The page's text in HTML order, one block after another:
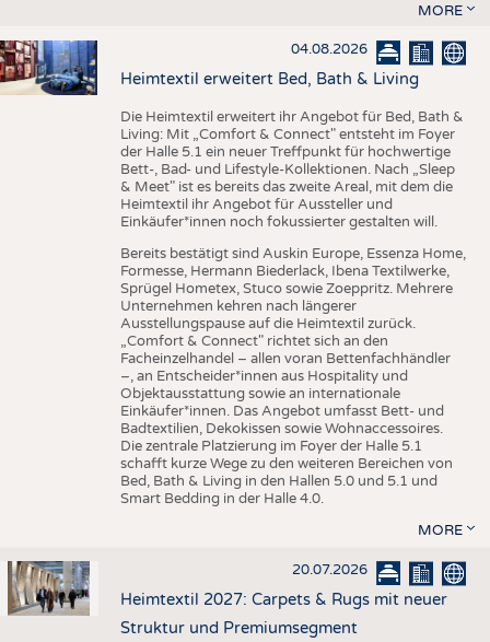
MORE
04.08.2026
Heimtextil erweitert Bed, Bath & Living
Die Heimtextil erweitert ihr Angebot für Bed, Bath &
Living: Mit „Comfort & Connect" entsteht im Foyer
der Halle 5.1 ein neuer Treffpunkt für hochwertige
Bett-, Bad- und Lifestyle-Kollektionen. Nach „Sleep
& Meet" ist es bereits das zweite Areal, mit dem die
Heimtextil ihr Angebot für Aussteller und
Einkäufer*innen noch fokussierter gestalten will.
Bereits bestätigt sind Auskin Europe, Essenza Home,
Formesse, Hermann Biederlack, Ibena Textilwerke,
Sprügel Hometex, Stuco sowie Zoeppritz. Mehrere
Unternehmen kehren nach längerer
Ausstellungspause auf die Heimtextil zurück.
„Comfort & Connect" richtet sich an den
Facheinzelhandel – allen voran Bettenfachhändler
–, an Entscheider*innen aus Hospitality und
Objektausstattung sowie an internationale
Einkäufer*innen. Das Angebot umfasst Bett- und
Badtextilien, Dekokissen sowie Wohnaccessoires.
Die zentrale Platzierung im Foyer der Halle 5.1
schafft kurze Wege zu den weiteren Bereichen von
Bed, Bath & Living in den Hallen 5.0 und 5.1 und
Smart Bedding in der Halle 4.0.
MORE
20.07.2026
Heimtextil 2027: Carpets & Rugs mit neuer
Struktur und Premiumsegment